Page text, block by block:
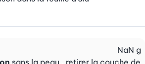
NaN g